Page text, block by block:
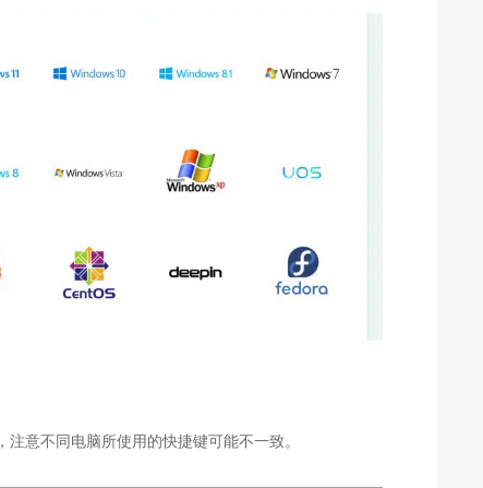
，注意不同电脑所使用的快捷键可能不一致。